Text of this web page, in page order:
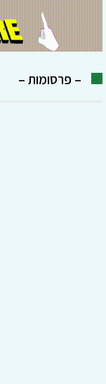
– פרסומות –